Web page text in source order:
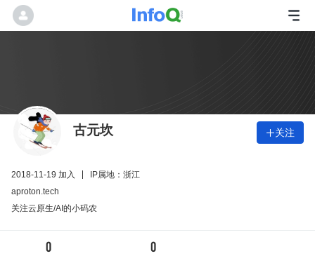
古元坎 关注
2018-11-19 加入
IP属地：浙江
aproton.tech
关注云原生/AI的小码农
0 0